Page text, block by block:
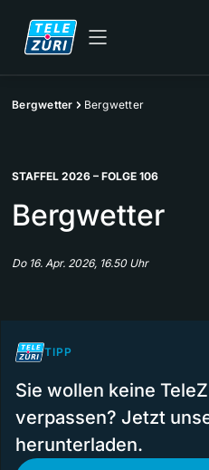
Bergwetter Bergwetter
STAFFEL 2026 – FOLGE 106
Bergwetter
Do 16. Apr. 2026, 16.50 Uhr
TIPP
Sie wollen keine
verpassen? Jetzt
herunterladen.